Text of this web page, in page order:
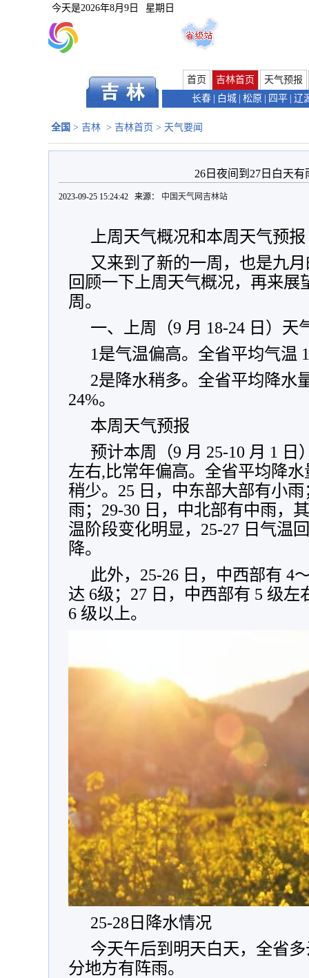
今天是2026年8月9日 星期日
首页 吉林首页
天气预报
长春
白城 松原 四平 辽
全国 > 吉林 > 吉林首页 > 天气要闻
26日夜间到27日白天有
2023-09-25 15:24:42 来源： 中国天气网吉林站
上周天气概况和本周天气预报
又来到了新的一周，也是九
回顾一下上周天气概况，再来
周。
一、上周（9 月 18-24 日）天
1是气温偏高。全省平均气
2是降水稍多。全省平均降水
24%。
本周天气预报
预计本周（9 月 25-10 月 1
左右,比常年偏高。全省平均降
稍少。25 日，中东部大部有小
雨；29-30 日，中北部有中雨，
温阶段变化明显，25-27 日气温
降。
此外，25-26 日，中西部有 4
达 6级；27 日，中西部有 5 级
6 级以上。
25-28日降水情况
今天午后到明天白天，全省
分地方有阵雨。